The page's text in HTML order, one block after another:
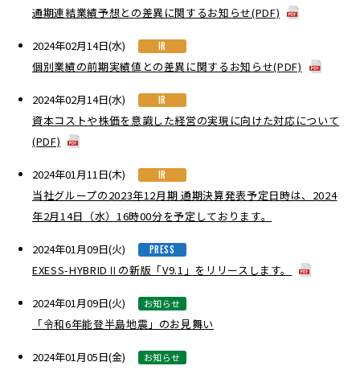
通期連結業績予想との差異に関するお知らせ(PDF)
2024年02月14日(水) IR
個別業績の前期実績値との差異に関するお知らせ(PDF)
2024年02月14日(水) IR
資本コストや株価を意識した経営の実現に向けた対応について
(PDF)
2024年01月11日(木) IR
当社グループの2023年12月期 通期決算発表予定日時は、2024
年2月14日（水）16時00分を予定しております。
2024年01月09日(火) PRESS
EXESS-HYBRIDⅡの新版「V9.1」をリリースします。
2024年01月09日(火) お知らせ
「令和6年能登半島地震」のお見舞い
2024年01月05日(金) お知らせ